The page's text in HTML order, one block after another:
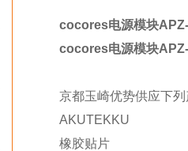
cocores电源模块
cocores电源模块
京都玉崎优势供应下
AKUTEKKU
橡胶贴片